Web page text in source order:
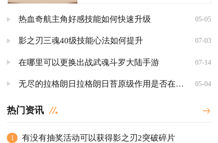
热血奇航主角好感技能如何快速升级 05-05
影之刃三魂40级技能心法如何提升 07-03
在哪里可以更换出战武魂斗罗大陆手游 07-14
无尽的拉格朗日拉格朗日苔原级作用是否在不同地区表现出差异 05-04
热门资讯
1 有没有抽奖活动可以获得影之刃2突破碎片